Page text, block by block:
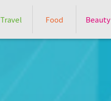
Travel Food Beauty